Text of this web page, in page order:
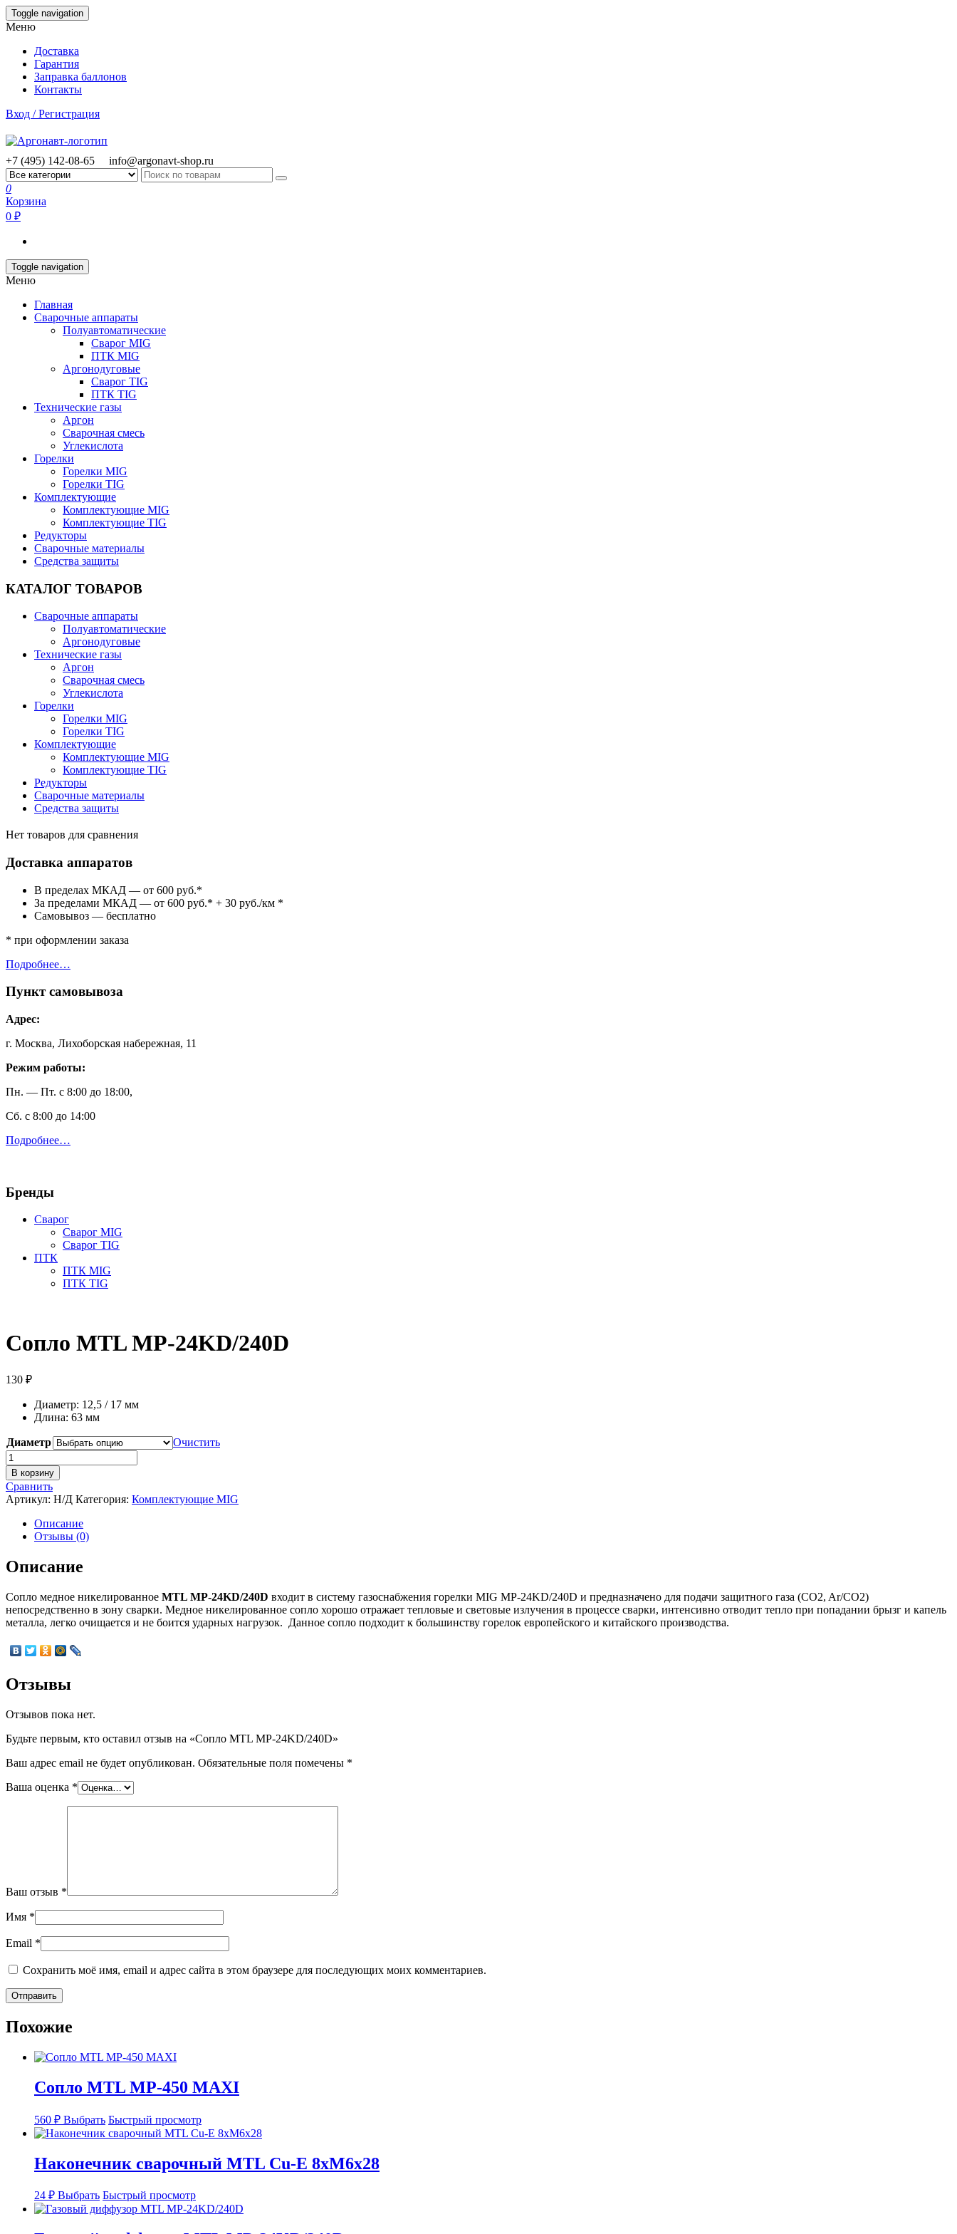
Skip
to
content
Toggle navigation
Меню
Доставка
Гарантия
Заправка баллонов
Контакты
Вход / Регистрация
+7 (495) 142-08-65 info@argonavt-shop.ru
0
Корзина
0 ₽
Toggle navigation
Меню
Главная
Сварочные аппараты
Полуавтоматические
Сварог MIG
ПТК MIG
Аргонодуговые
Сварог TIG
ПТК TIG
Технические газы
Аргон
Сварочная смесь
Углекислота
Горелки
Горелки MIG
Горелки TIG
Комплектующие
Комплектующие MIG
Комплектующие TIG
Редукторы
Сварочные материалы
Средства защиты
КАТАЛОГ ТОВАРОВ
Сварочные аппараты
Полуавтоматические
Аргонодуговые
Технические газы
Аргон
Сварочная смесь
Углекислота
Горелки
Горелки MIG
Горелки TIG
Комплектующие
Комплектующие MIG
Комплектующие TIG
Редукторы
Сварочные материалы
Средства защиты
Нет товаров для сравнения
Доставка аппаратов
В пределах МКАД — от 600 руб.*
За пределами МКАД — от 600 руб.* + 30 руб./км *
Самовывоз — бесплатно
* при оформлении заказа
Подробнее…
Пункт самовывоза
Адрес:
г. Москва, Лихоборская набережная, 11
Режим работы:
Пн. — Пт. с 8:00 до 18:00,
Сб. с 8:00 до 14:00
Подробнее…
Бренды
Сварог
Сварог MIG
Сварог TIG
ПТК
ПТК MIG
ПТК TIG
Сопло MTL MP-24KD/240D
130 ₽
Диаметр: 12,5 / 17 мм
Длина: 63 мм
Диаметр
Очистить
Количество
товара
Сопло
MTL
MP-
24KD/240D
В корзину
Сравнить
Артикул: Н/Д Категория: Комплектующие MIG
Описание
Отзывы (0)
Описание
Сопло медное никелированное MTL MP-24KD/240D входит в систему газоснабжения горелки MIG MP-24KD/240D и предназначено для подачи защитного газа (CO2, Ar/CO2)
непосредственно в зону сварки. Медное никелированное сопло хорошо отражает тепловые и световые излучения в процессе сварки, интенсивно отводит тепло при попадании брызг и капель
металла, легко очищается и не боится ударных нагрузок. Данное сопло подходит к большинству горелок европейского и китайского производства.
Отзывы
Отзывов пока нет.
Будьте первым, кто оставил отзыв на «Сопло MTL MP-24KD/240D»
Ваш адрес email не будет опубликован. Обязательные поля помечены *
Ваша оценка *
Ваш отзыв *
Имя *
Email *
Сохранить моё имя, email и адрес сайта в этом браузере для последующих моих комментариев.
Похожие
Сопло MTL MP-450 MAXI
560 ₽ Выбрать Этот
товар
имеет
вариаций.
можно
выбрать
Быстрый просмотр
Наконечник сварочный MTL Cu-E 8xM6x28
24 ₽ Выбрать Этот
товар
имеет
несколько
Быстрый просмотр